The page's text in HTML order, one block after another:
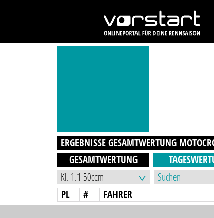
ERGEBNISSE GESAMTWERTUNG
GESAMTWERTUNG
PL # FAHRER